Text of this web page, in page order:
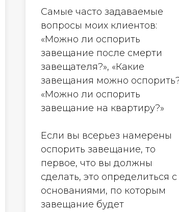
Самые часто задаваемые
вопросы моих клиентов:
«Можно ли оспорить
завещание после смерти
завещателя?», «Какие
завещания можно
«Можно ли оспорить
завещание на квартиру?»
Если вы всерьез намерены
оспорить завещание, то
первое, что вы должны
сделать, это определиться с
основаниями, по которым
завещание будет